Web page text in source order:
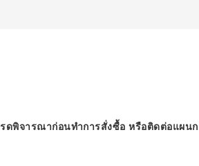
พิจารณาก่อนทำการสั่งซื้อ หรือติดต่อแผนก